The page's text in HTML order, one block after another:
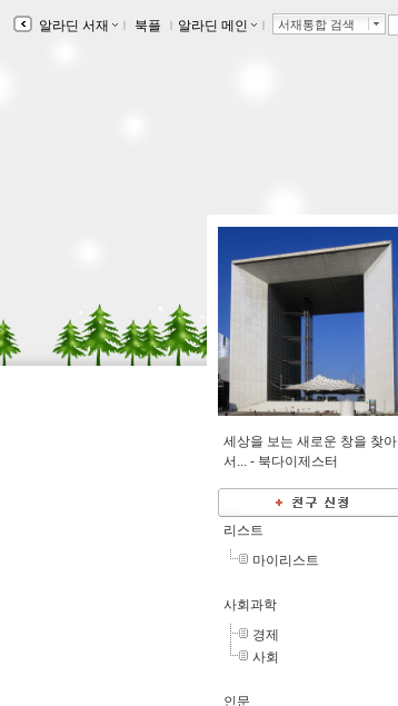
알라딘 서재 ｌ 북플 ｌ 알라딘 메인 ｌ 서재통합 검색
세상을 보는 새로운 창을 찾아
서... - 북다이제스터
리스트
마이리스트
사회과학
경제
사회
인문